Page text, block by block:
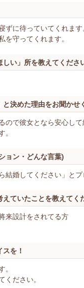
ずに待っていてくれます
を守ってくれます。
い」所を教えてくださ
決めた理由をお聞かせ
で彼女となら安心し
。
ョン・どんな言葉)
婚してください」とプ
ていたことを教えてく
来設計をされてる方
を！
。
ください。